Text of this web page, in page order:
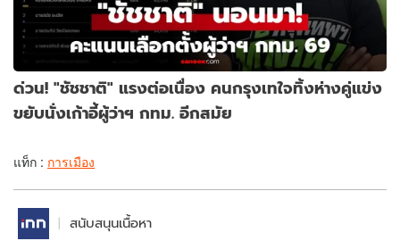
ด่วน! "ชัชชาติ" แรงต่อเนื่อง คนกรุงเทใจทิ้งห่างคู่แข่ง
ขยับนั่งเก้าอี้ผู้ว่าฯ กทม. อีกสมัย
แท็ก : การเมือง
สนับสนุนเนื้อหา